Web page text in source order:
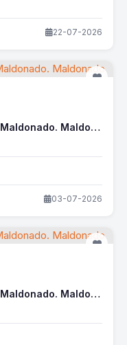
22-07-2026
Chacra en Venta en Las Flores, Maldonado. Maldonado
03-07-2026
Chacra en Venta en Las Flores, Maldonado. Maldonado